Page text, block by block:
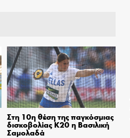
Στη 10η θέση της παγκόσμιας
δισκοβολίας Κ20 η Βασιλική
Σαμολαδά